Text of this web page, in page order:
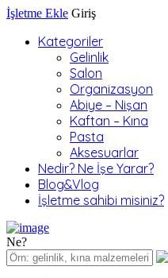
İşletme Ekle Giriş
Kategoriler
Gelinlik
Salon
Organizasyon
Abiye – Nişan
Kaftan – Kına
Pasta
Aksesuarlar
Nedir? Ne İşe Yarar?
Blog&Vlog
İşletme sahibi misiniz?
Ne?